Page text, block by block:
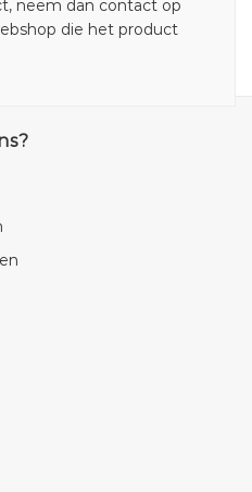
neem dan contact op
die het product